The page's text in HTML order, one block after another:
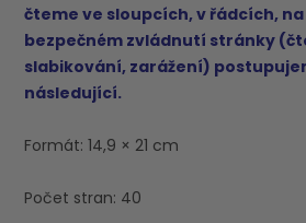
čteme ve sloupcích, v řádcích, na
bezpečném zvládnutí stránky
slabikování, zarážení)
následující.
Formát: 14,9 × 21 cm
Počet stran: 40